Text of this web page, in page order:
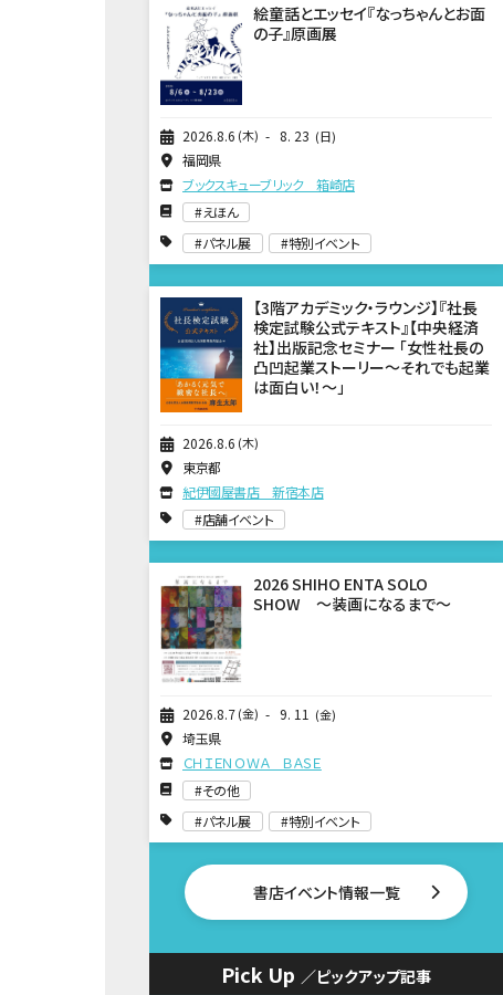
2026 8 6 木 8 23 日
絵童話とエッセイ『なっちゃんとお面
の子』原画展
福岡県
ブックスキューブリック 箱崎店
えほん
パネル展
特別イベント
2026 8 6 木
【3階アカデミック・ラウンジ】『社長
検定試験公式テキスト』【中央経済
社】出版記念セミナー 「女性社長の
凸凹起業ストーリー～それでも起業
は面白い！～」
東京都
紀伊國屋書店 新宿本店
店舗イベント
2026 8 7 金 9 11 金
2026 SHIHO ENTA SOLO
SHOW ～装画になるまで～
埼玉県
ＣＨＩＥＮＯＷＡ ＢＡＳＥ
その他
パネル展
特別イベント
書店イベント情報一覧
Pick Up ／ピックアップ記事